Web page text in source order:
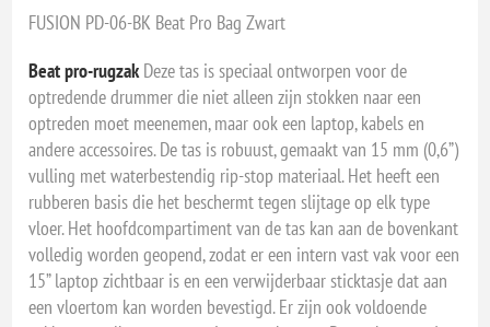
FUSION PD-06-BK Beat Pro Bag Zwart
Beat pro-rugzakDeze tas is speciaal ontworpen voor de
optredende drummer die niet alleen zijn stokken naar een
optreden moet meenemen, maar ook een laptop, kabels en
andere accessoires. De tas is robuust, gemaakt van 15 mm (0,6”)
vulling met waterbestendig rip-stop materiaal. Het heeft een
rubberen basis die het beschermt tegen slijtage op elk type
vloer. Het hoofdcompartiment van de tas kan aan de bovenkant
volledig worden geopend, zodat er een intern vast vak voor een
15” laptop zichtbaar is en een verwijderbaar sticktasje dat aan
een vloertom kan worden bevestigd. Er zijn ook voldoende